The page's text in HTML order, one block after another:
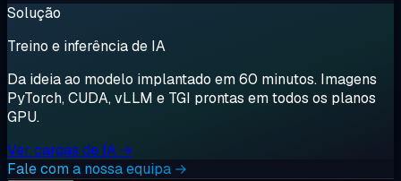
Solução
Treino e inferência de IA
Da ideia ao modelo implantado em 60 minutos. Imagens
PyTorch, CUDA, vLLM e TGI prontas em todos os planos
GPU.
Ver cargas de IA →
Fale com a nossa equipa →